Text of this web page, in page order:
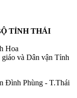
TỈNH THÁI
Hoa
và Dân vận Tỉnh
Đình Phùng - T.Thái